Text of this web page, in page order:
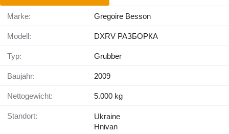
Marke: Gregoire Besson
Modell: DXRV РАЗБОРКА
Typ: Grubber
Baujahr: 2009
Nettogewicht: 5.000 kg
Standort:
Ukraine
Hnivan